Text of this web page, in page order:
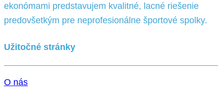
ekonómami predstavujem kvalitné, lacné riešenie
predovšetkým pre neprofesionálne športové spolky.
Užitočné stránky
O nás